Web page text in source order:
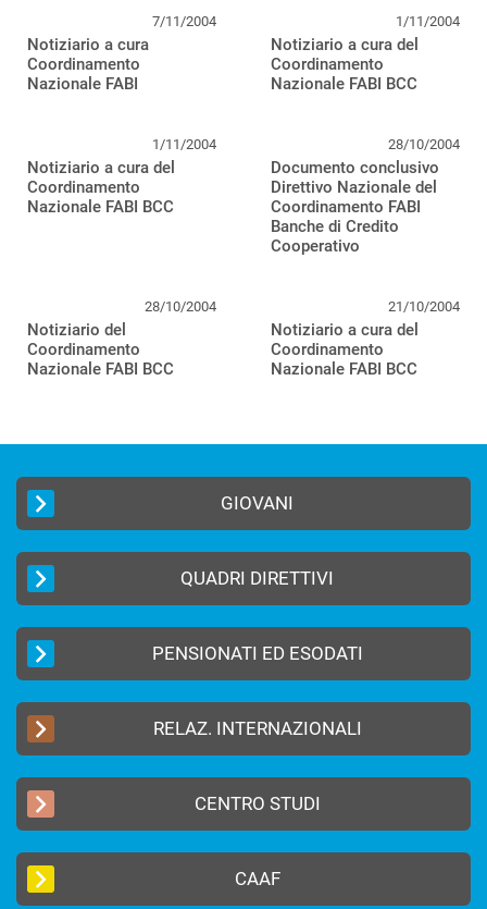
7/11/2004
Notiziario a cura
Coordinamento
Nazionale FABI
1/11/2004
Notiziario a cura del
Coordinamento
Nazionale FABI BCC
1/11/2004
Notiziario a cura del
Coordinamento
Nazionale FABI BCC
28/10/2004
Documento conclusivo
Direttivo Nazionale del
Coordinamento FABI
Banche di Credito
Cooperativo
28/10/2004
Notiziario del
Coordinamento
Nazionale FABI BCC
21/10/2004
Notiziario a cura del
Coordinamento
Nazionale FABI BCC
GIOVANI
QUADRI DIRETTIVI
PENSIONATI ED ESODATI
RELAZ. INTERNAZIONALI
CENTRO STUDI
CAAF